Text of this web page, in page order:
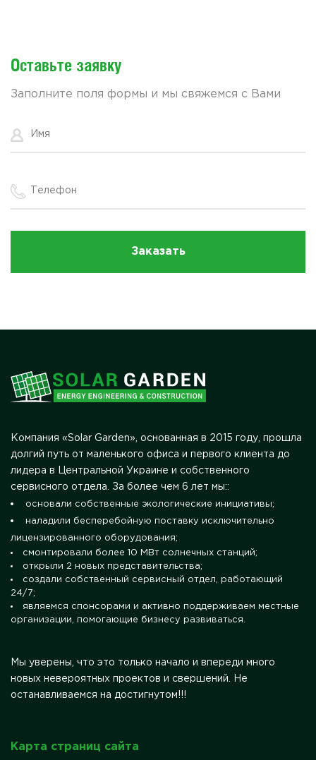
Оставьте заявку
Заполните поля формы и мы свяжемся с Вами
Заказать
Карта страниц сайта
Компания «Solar Garden», основанная в 2015 году, прошла
долгий путь от маленького офиса и первого клиента до
лидера в Центральной Украине и собственного
сервисного отдела. За более чем 6 лет мы::
основали собственные экологические инициативы;
наладили бесперебойную поставку исключительно
лицензированного оборудования;
смонтировали более 10 МВт солнечных станций;
открыли 2 новых представительства;
создали собственный сервисный отдел, работающий
24/7;
являемся спонсорами и активно поддерживаем местные
организации, помогающие бизнесу развиваться.
Мы уверены, что это только начало и впереди много
новых невероятных проектов и свершений. Не
останавливаемся на достигнутом!!!